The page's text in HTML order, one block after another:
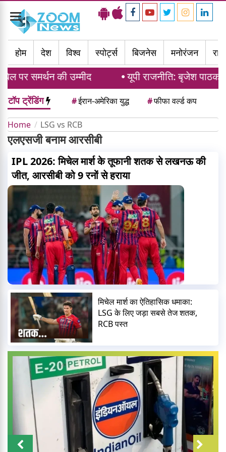
Toggle
navigation
होम
देश विश्व स्पोर्ट्स बिजनेस मनोरंजन
पर समर्थन की उम्मीद यूपी राजनीति: बृजेश पाठक
टॉप ट्रेंडिंग #ईरान-अमेरिका युद्ध #फीफा वर्ल्ड कप
Home LSG vs RCB
एलएसजी बनाम आरसीबी
IPL 2026: मिचेल मार्श के तूफानी शतक से लखनऊ की
जीत, आरसीबी को 9 रनों से हराया
मिचेल मार्श का ऐतिहासिक धमाका:
LSG के लिए जड़ा सबसे तेज शतक,
RCB पस्त